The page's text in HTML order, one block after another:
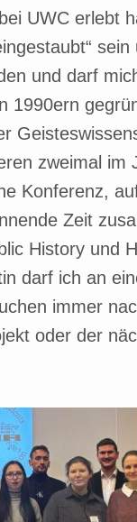
UWC erlebt
sein
und darf
1990ern
zweimal im
Konferenz,
Zeit
History und
darf ich an
immer
oder der